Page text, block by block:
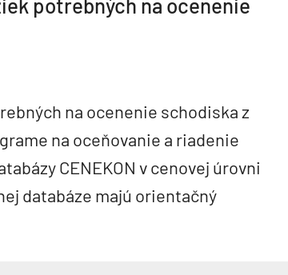
na ocenenie schodiska z
na oceňovanie a riadenie
CENEKON v cenovej úrovni
databáze majú orientačný